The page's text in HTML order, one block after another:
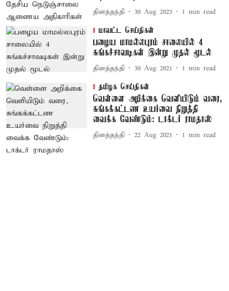
தினத்தந்தி 30 Aug 2023 1 min read
மாவட்ட செய்திகள்
பழைய மாமல்லபுரம் சாலையில் 4
சுங்கச்சாவடிகள் இன்று முதல் மூடல்
தினத்தந்தி 30 Aug 2021 1 min read
தமிழக செய்திகள்
வெள்ளை அறிக்கை வெளியிடும் வரை,
சுங்கக்கட்டண உயர்வை நிறுத்தி
வைக்க வேண்டும்: டாக்டர் ராமதாஸ்
தினத்தந்தி 22 Aug 2021 1 min read